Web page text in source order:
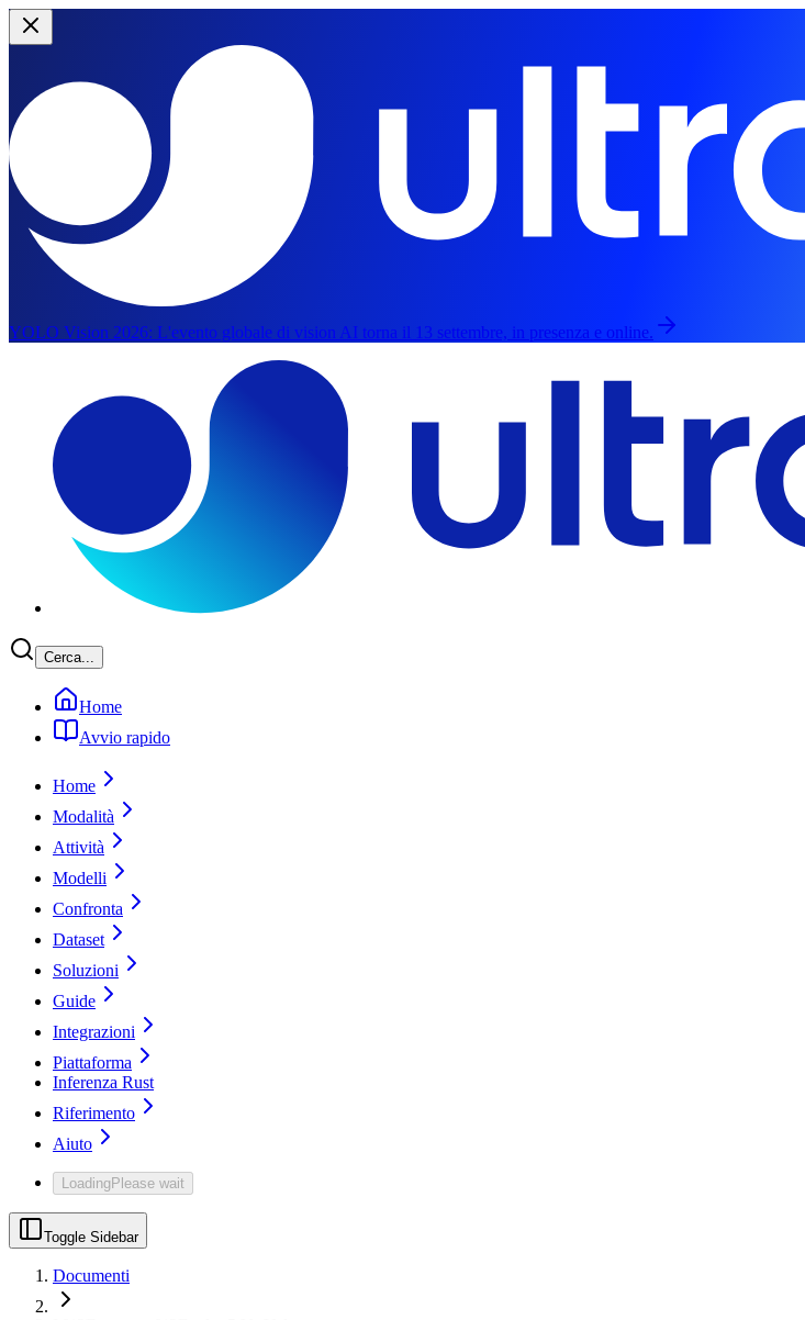
YOLO Vision 2026: L'evento globale di vision AI torna il 13 settembre, in presenza e online.
Cerca...
Home
Avvio rapido
Home
Modalità
Attività
Modelli
Confronta
Dataset
Soluzioni
Guide
Integrazioni
Piattaforma
Inferenza Rust
Riferimento
Aiuto
LoadingPlease wait
Toggle Sidebar
Documenti